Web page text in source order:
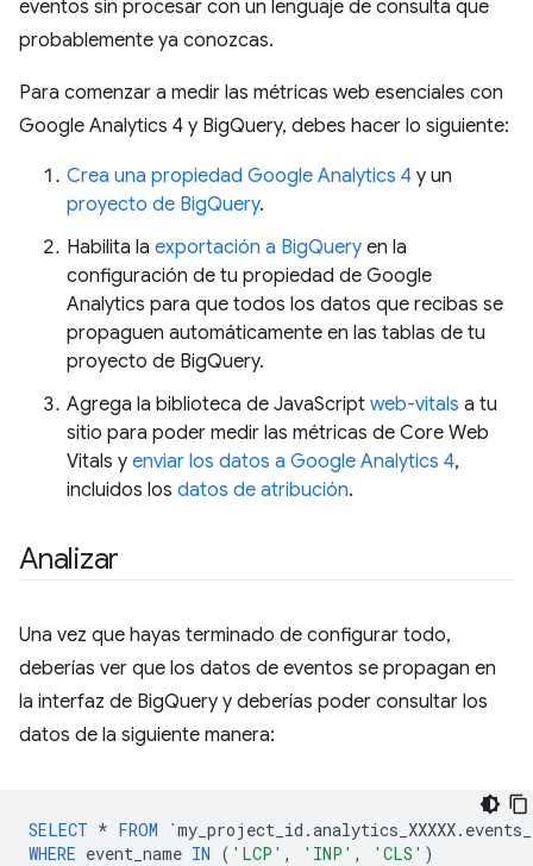
eventos sin procesar con un lenguaje de consulta que
probablemente ya conozcas.
Para comenzar a medir las métricas web esenciales con
Google Analytics 4 y BigQuery, debes hacer lo siguiente:
Crea una propiedad Google Analytics 4 y un
proyecto de BigQuery.
Habilita la exportación a BigQuery en la
configuración de tu propiedad de Google
Analytics para que todos los datos que recibas se
propaguen automáticamente en las tablas de tu
proyecto de BigQuery.
Agrega la biblioteca de JavaScript web-vitals a tu
sitio para poder medir las métricas de Core Web
Vitals y enviar los datos a Google Analytics 4,
incluidos los datos de atribución.
Analizar
Una vez que hayas terminado de configurar todo,
deberías ver que los datos de eventos se propagan en
la interfaz de BigQuery y deberías poder consultar los
datos de la siguiente manera:
SELECT * FROM `my_project_id .analytics_XXXXX. events_
WHERE event_name IN ( 'LCP' , 'INP' , 'CLS' )